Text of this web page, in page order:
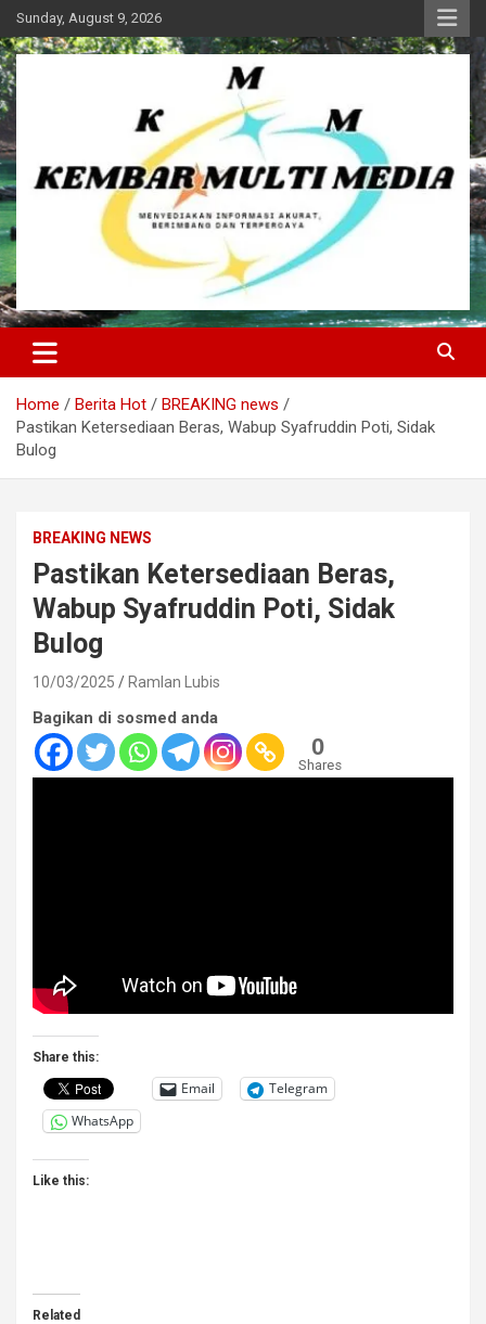
Skip
to
content
Sunday, August 9, 2026
Kembar Multi Media
Home Berita Hot
BREAKING news
Pastikan Ketersediaan Beras, Wabup Syafruddin Poti, Sidak
Bulog
BREAKING NEWS
Pastikan Ketersediaan Beras,
Wabup Syafruddin Poti, Sidak
Bulog
10/03/2025 Ramlan Lubis
Bagikan di sosmed anda
0
Shares
Share this:
Email
Telegram
WhatsApp
Like this:
Related